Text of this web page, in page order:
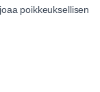
poikkeuksellisen